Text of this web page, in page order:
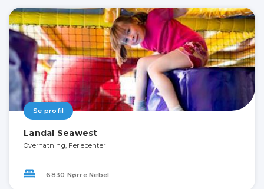
Se profil
Landal Seawest
Overnatning, Feriecenter
6830 Nørre Nebel